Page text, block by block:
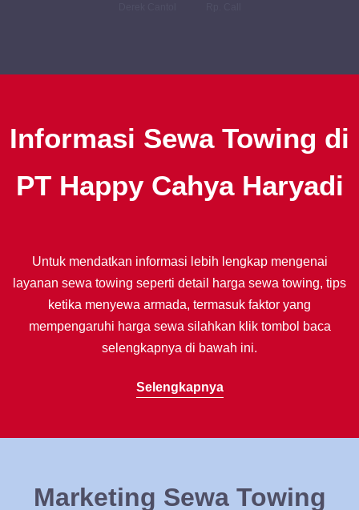
Informasi Sewa Towing di
PT Happy Cahya Haryadi
Untuk mendatkan informasi lebih lengkap mengenai
layanan sewa towing seperti detail harga sewa towing, tips
ketika menyewa armada, termasuk faktor yang
mempengaruhi harga sewa silahkan klik tombol baca
selengkapnya di bawah ini.
Selengkapnya
Marketing Sewa Towing